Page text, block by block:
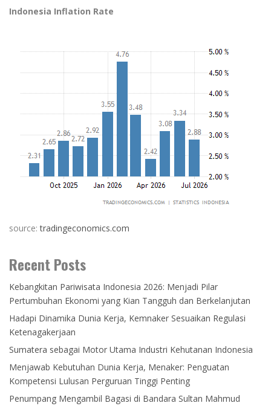
Indonesia Inflation Rate
source:tradingeconomics.com
Recent Posts
Kebangkitan Pariwisata Indonesia 2026: Menjadi Pilar
Pertumbuhan Ekonomi yang Kian Tangguh dan Berkelanjutan
Hadapi Dinamika Dunia Kerja, Kemnaker Sesuaikan Regulasi
Ketenagakerjaan
Sumatera sebagai Motor Utama Industri Kehutanan Indonesia
Menjawab Kebutuhan Dunia Kerja, Menaker: Penguatan
Kompetensi Lulusan Perguruan Tinggi Penting
Penumpang Mengambil Bagasi di Bandara Sultan Mahmud